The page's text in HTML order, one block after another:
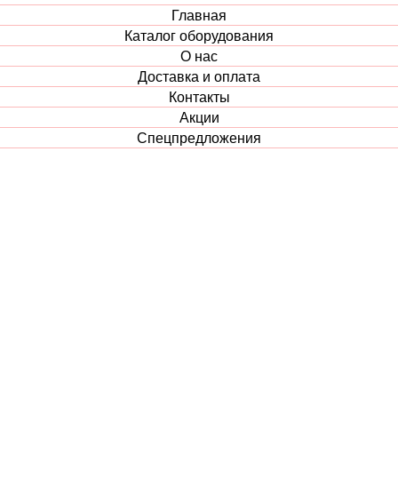
Главная
Каталог оборудования
О нас
Доставка и оплата
Контакты
Акции
Спецпредложения